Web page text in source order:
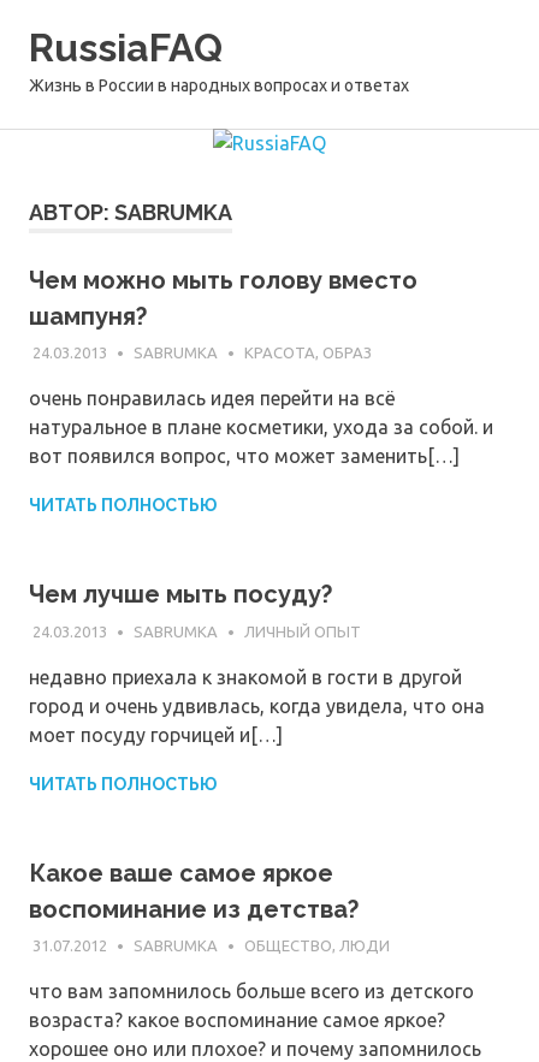
RussiaFAQ
Жизнь в России в народных вопросах и ответах
АВТОР: SABRUMKA
Чем можно мыть голову вместо
шампуня?
24.03.2013 SABRUMKA КРАСОТА, ОБРАЗ
очень понравилась идея перейти на всё
натуральное в плане косметики, ухода за собой. и
вот появился вопрос, что может заменить[…]
ЧИТАТЬ ПОЛНОСТЬЮ
Чем лучше мыть посуду?
24.03.2013 SABRUMKA ЛИЧНЫЙ ОПЫТ
недавно приехала к знакомой в гости в другой
город и очень удвивлась, когда увидела, что она
моет посуду горчицей и[…]
ЧИТАТЬ ПОЛНОСТЬЮ
Какое ваше самое яркое
воспоминание из детства?
31.07.2012 SABRUMKA ОБЩЕСТВО, ЛЮДИ
что вам запомнилось больше всего из детского
возраста? какое воспоминание самое яркое?
хорошее оно или плохое? и почему запомнилось